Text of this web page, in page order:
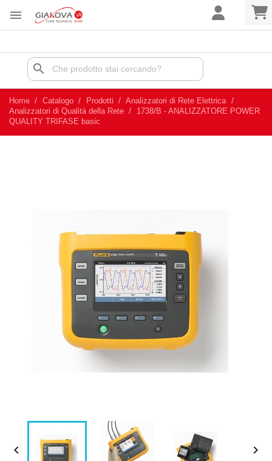

search
Home Catalogo Prodotti
Analizzatori di Rete Elettrica
Analizzatori di Qualità della Rete
1738/B - ANALIZZATORE POWER
QUALITY TRIFASE basic
 